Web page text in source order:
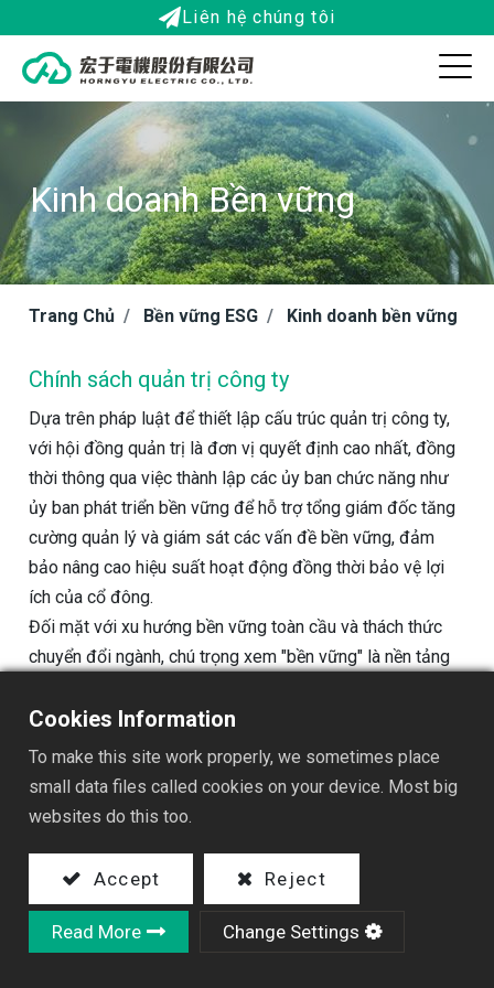
Liên hệ chúng tôi
Kinh doanh Bền vững
Trang Chủ Bền vững ESG Kinh doanh bền vững
Chính sách quản trị công ty
Dựa trên pháp luật để thiết lập cấu trúc quản trị công ty,
với hội đồng quản trị là đơn vị quyết định cao nhất, đồng
thời thông qua việc thành lập các ủy ban chức năng như
ủy ban phát triển bền vững để hỗ trợ tổng giám đốc tăng
cường quản lý và giám sát các vấn đề bền vững, đảm
bảo nâng cao hiệu suất hoạt động đồng thời bảo vệ lợi
ích của cổ đông.
Đối mặt với xu hướng bền vững toàn cầu và thách thức
chuyển đổi ngành, chú trọng xem "bền vững" là nền tảng
hậu và mục tiêu không carbon, đồng thời thông qua các
cuộc họp hội đồng quản trị, đào tạo liên tục và báo cáo
hàng tháng. Đồng thời tuân thủ pháp luật, báo cáo tài
chính và báo cáo năm trước thời hạn, và tham khảo nhiều
minh bạch của thông tin, tăng cường giao tiếp với các
bên liên quan, cùng nhau phát triển hướng tới bền vững.
Cookies Information
To make this site work properly, we sometimes place
small data files called cookies on your device. Most big
websites do this too.
Accept Reject
Read More Change Settings